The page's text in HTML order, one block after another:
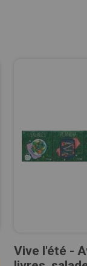
Vive l'été -